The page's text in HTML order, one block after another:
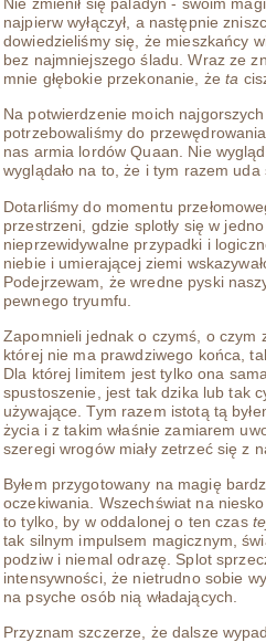
Nie zmienił się paladyn - swoim
najpierw wyłączył, a następnie
dowiedzieliśmy się, że mieszkańcy
bez najmniejszego śladu. Wraz ze
mnie głębokie przekonanie, żeta
Na potwierdzenie moich
potrzebowaliśmy do
nas armia lordów Quaan. Nie
wyglądało na to, że i tym razem
Dotarliśmy do momentu
przestrzeni, gdzie splotły się w
nieprzewidywalne przypadki i
niebie i umierającej ziemi
Podejrzewam, że wredne pyski
pewnego tryumfu.
Zapomnieli jednak o czymś, o czym
której nie ma prawdziwego końca,
Dla której limitem jest tylko ona
spustoszenie, jest tak dzika lub tak
używające. Tym razem istotą tą
życia i z takim właśnie zamiarem
szeregi wrogów miały zetrzeć się z
Byłem przygotowany na magię
oczekiwania. Wszechświat na
to tylko, by w oddalonej o ten czas
tak silnym impulsem magicznym,
podziw i niemal odrazę. Splot
intensywności, że nietrudno sobie
na psyche osób nią władających.
Przyznam szczerze, że dalsze